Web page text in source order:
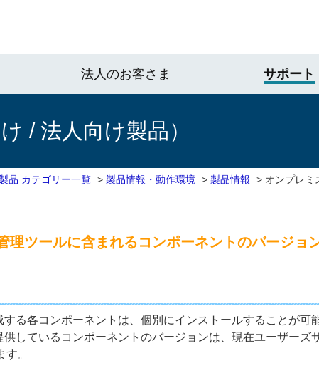
法人のお客さま サポート
/ 法人向け製品）
品 カテゴリー一覧 > 製品情報・動作環境 > 製品情報 > オンプレミ
理ツールに含まれるコンポーネントのバージョ
る各コンポーネントは、個別にインストールすることが可
しているコンポーネントのバージョンは、現在ユーザーズ
。